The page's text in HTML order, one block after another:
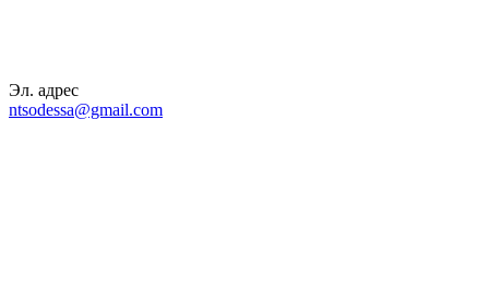
Эл. адрес
ntsodessa@gmail.com